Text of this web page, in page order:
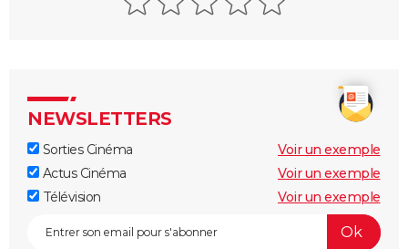
failli se faire piquer le rôle par cette autre actrice très
4 Mariages et un enterrement
Petite leçon d'amour
NEWSLETTERS
Sorties Cinéma
Voir un exemple
Actus Cinéma
Voir un exemple
Télévision
Voir un exemple